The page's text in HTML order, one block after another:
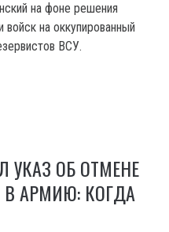
на фоне решения
на оккупированный
ВСУ.
УКАЗ ОБ ОТМЕНЕ
АРМИЮ: КОГДА